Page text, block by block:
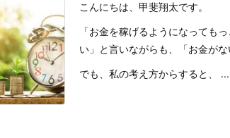
こんにちは、甲斐翔太です。
「お金を稼げるようになっても
い」と言いながらも、「お金が
でも、私の考え方からすると、 ...